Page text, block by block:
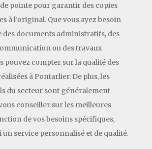
pointe pour garantir des copies
à l’original. Que vous ayez besoin
documents administratifs, des
ou des travaux
pouvez compter sur la qualité des
à Pontarlier. De plus, les
du secteur sont généralement
conseiller sur les meilleures
de vos besoins spécifiques,
un service personnalisé et de qualité.